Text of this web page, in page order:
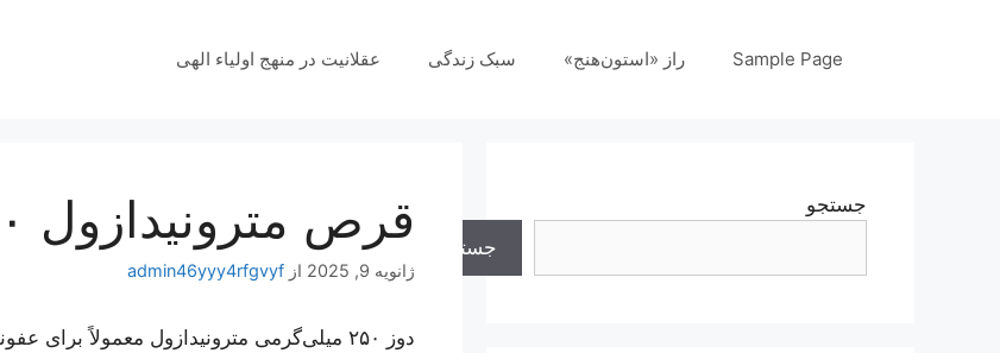
Sample Page راز «استون‌هنج» سبک زندگی عقلانیت در منهج اولیاء الهی
قرص مترونیدازول ۲۵۰ برای چیست؟
ژانویه 9, 2025 از admin46yyy4rfgvyf
دوز ۲۵۰ میلی‌گرمی مترونیدازول معمولاً
جستجو
جستجو